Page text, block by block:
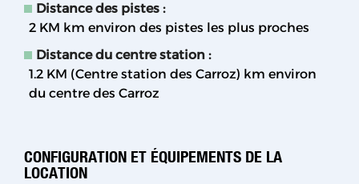
Distance des pistes :
2 KM km environ des pistes les plus proches
Distance du centre station :
1.2 KM (Centre station des Carroz) km environ
du centre des Carroz
CONFIGURATION ET ÉQUIPEMENTS DE LA
LOCATION